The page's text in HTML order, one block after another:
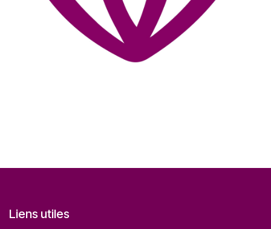
Liens utiles